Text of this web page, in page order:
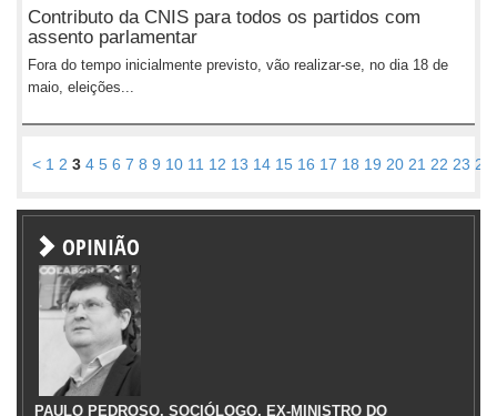
Contributo da CNIS para todos os partidos com
assento parlamentar
Fora do tempo inicialmente previsto, vão realizar-se, no dia 18 de
maio, eleições...
< 1 2 3 4 5 6 7 8 9 10 11 12 13 14 15 16 17 18 19 20 21 22 23 24
OPINIÃO
PAULO PEDROSO, SOCIÓLOGO, EX-MINISTRO DO